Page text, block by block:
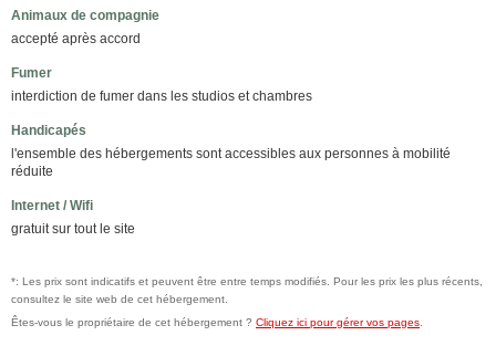
Animaux de compagnie
accepté après accord
Fumer
interdiction de fumer dans les studios et chambres
Handicapés
l'ensemble des hébergements sont accessibles aux personnes à mobilité
réduite
Internet / Wifi
gratuit sur tout le site
*: Les prix sont indicatifs et peuvent être entre temps modifiés. Pour les prix les plus récents,
consultez le site web de cet hébergement.
Êtes-vous le propriétaire de cet hébergement ? Cliquez ici pour gérer vos pages